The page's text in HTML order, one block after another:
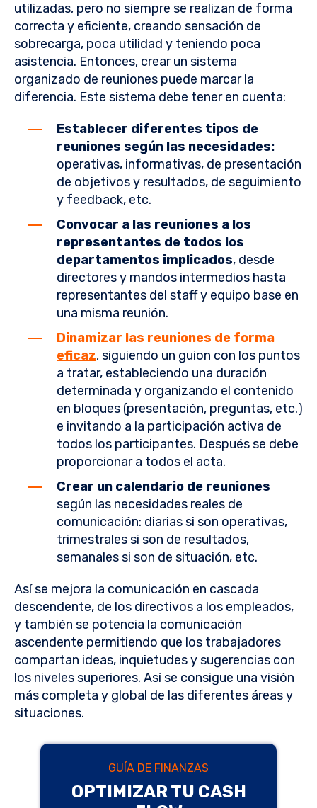
utilizadas, pero no siempre se realizan de forma
correcta y eficiente, creando sensación de
sobrecarga, poca utilidad y teniendo poca
asistencia. Entonces, crear un sistema
organizado de reuniones puede marcar la
diferencia. Este sistema debe tener en cuenta:
Establecer diferentes tipos de
reuniones según las necesidades:
operativas, informativas, de presentación
de objetivos y resultados, de seguimiento
y feedback, etc.
Convocar a las reuniones a los
representantes de todos los
departamentos implicados, desde
directores y mandos intermedios hasta
representantes del staff y equipo base en
una misma reunión.
Dinamizar las reuniones de forma
eficaz, siguiendo un guion con los puntos
a tratar, estableciendo una duración
determinada y organizando el contenido
en bloques (presentación, preguntas, etc.)
e invitando a la participación activa de
todos los participantes. Después se debe
proporcionar a todos el acta.
Crear un calendario de reuniones
según las necesidades reales de
comunicación: diarias si son operativas,
trimestrales si son de resultados,
semanales si son de situación, etc.
Así se mejora la comunicación en cascada
descendente, de los directivos a los empleados,
y también se potencia la comunicación
ascendente permitiendo que los trabajadores
compartan ideas, inquietudes y sugerencias con
los niveles superiores. Así se consigue una visión
más completa y global de las diferentes áreas y
situaciones.
OPTIMIZAR TU CASH
GUÍA DE FINANZAS